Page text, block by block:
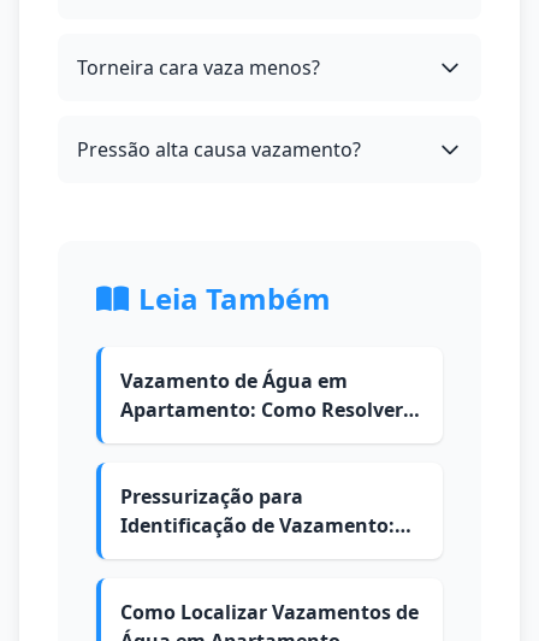
Torneira cara vaza menos?
Pressão alta causa vazamento?
Leia Também
Vazamento de Água em
Apartamento: Como Resolver e
Quem Paga
Pressurização para
Identificação de Vazamento:
Como é Feita
Como Localizar Vazamentos de